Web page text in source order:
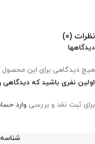
نظرات (0)
دیدگاهها
هیچ دیدگاهی برای این
اولین نفری باشید که دیدگاهی
برای ثبت نقد و بررسی وارد